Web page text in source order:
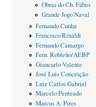
Obras do Ch. Fábio
Grande Jogo Naval
Fernando Cunha
Francisco Rinaldi
Fernando Camargo
Fern. Robleño/AEBP
Giancarlo Valente
José Luis Conceição
Luiz Carlos Gabriel
Marcelo Penteado
Marcus A. Pires